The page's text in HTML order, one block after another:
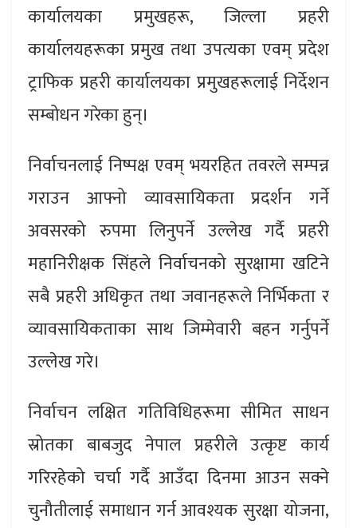
कार्यालयका प्रमुखहरू, जिल्ला प्रहरी
कार्यालयहरूका प्रमुख तथा उपत्यका एवम् प्रदेश
ट्राफिक प्रहरी कार्यालयका प्रमुखहरूलाई निर्देशन
सम्बोधन गरेका हुन्।
निर्वाचनलाई निष्पक्ष एवम् भयरहित तवरले सम्पन्न
गराउन आफ्नो व्यावसायिकता प्रदर्शन गर्ने
अवसरको रुपमा लिनुपर्ने उल्लेख गर्दै प्रहरी
महानिरीक्षक सिंहले निर्वाचनको सुरक्षामा खटिने
सबै प्रहरी अधिकृत तथा जवानहरूले निर्भिकता र
व्यावसायिकताका साथ जिम्मेवारी बहन गर्नुपर्ने
उल्लेख गरे।
निर्वाचन लक्षित गतिविधिहरूमा सीमित साधन
स्रोतका बाबजुद नेपाल प्रहरीले उत्कृष्ट कार्य
गरिरहेको चर्चा गर्दै आउँदा दिनमा आउन सक्ने
चुनौतीलाई समाधान गर्न आवश्यक सुरक्षा योजना,